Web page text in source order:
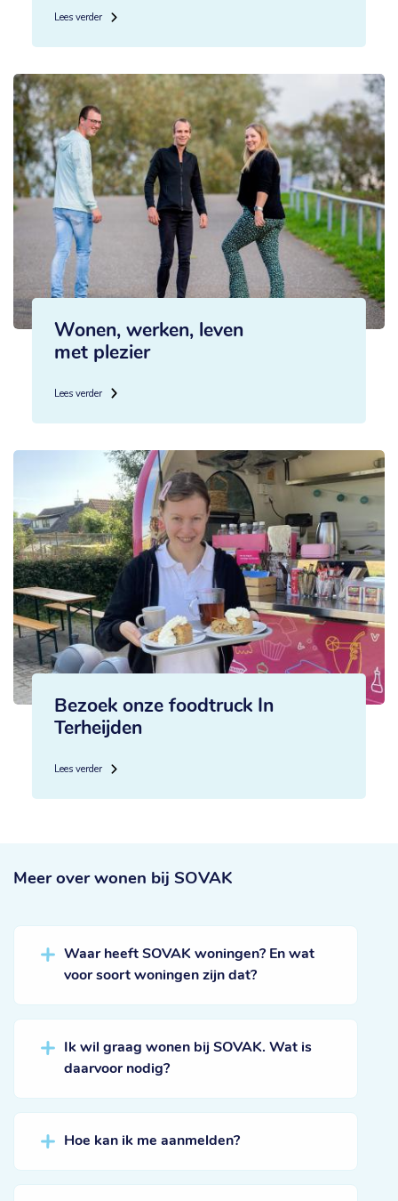
Lees verder
Wonen, werken, leven
met plezier
Lees verder
Bezoek onze foodtruck In
Terheijden
Lees verder
Meer over wonen bij SOVAK
Waar heeft SOVAK woningen? En wat
voor soort woningen zijn dat?
Ik wil graag wonen bij SOVAK. Wat is
daarvoor nodig?
Hoe kan ik me aanmelden?